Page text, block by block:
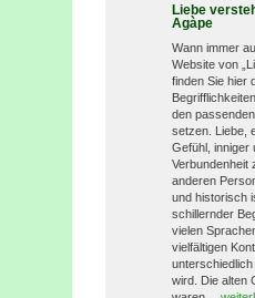
Liebe
Agàpe
Wann immer
Website von
finden Sie hier
den
setzen. Liebe,
Gefühl, inniger
Verbundenheit
anderen
und historisch
schillernder
vielen
vielfältigen
wird. Die alten